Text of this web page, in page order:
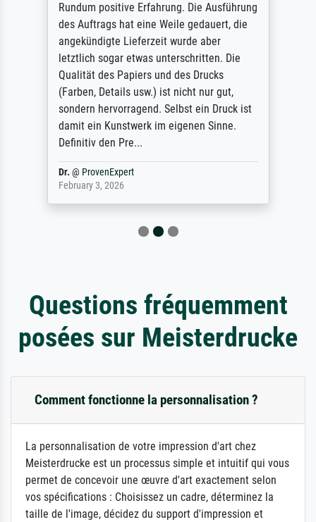
Rundum positive Erfahrung. Die Ausführung
des Auftrags hat eine Weile gedauert, die
angekündigte Lieferzeit wurde aber
letztlich sogar etwas unterschritten. Die
Qualität des Papiers und des Drucks
(Farben, Details usw.) ist nicht nur gut,
sondern hervorragend. Selbst ein Druck ist
damit ein Kunstwerk im eigenen Sinne.
Definitiv den Pre...
Dr. @ ProvenExpert
February 3, 2026
Questions fréquemment
posées sur Meisterdrucke
Comment fonctionne la personnalisation ?
La personnalisation de votre impression d'art chez
Meisterdrucke est un processus simple et intuitif qui vous
permet de concevoir une œuvre d'art exactement selon
vos spécifications : Choisissez un cadre, déterminez la
taille de l'image, décidez du support d'impression et